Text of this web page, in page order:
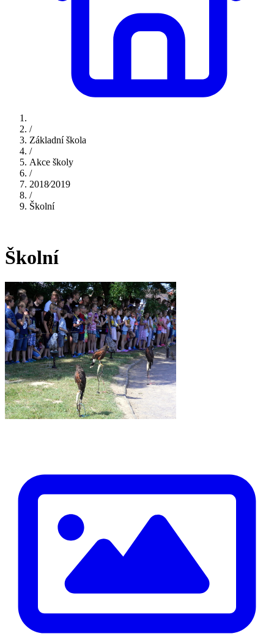
/
Základní škola
/
Akce školy
/
2018⁄2019
/
Školní
Školní